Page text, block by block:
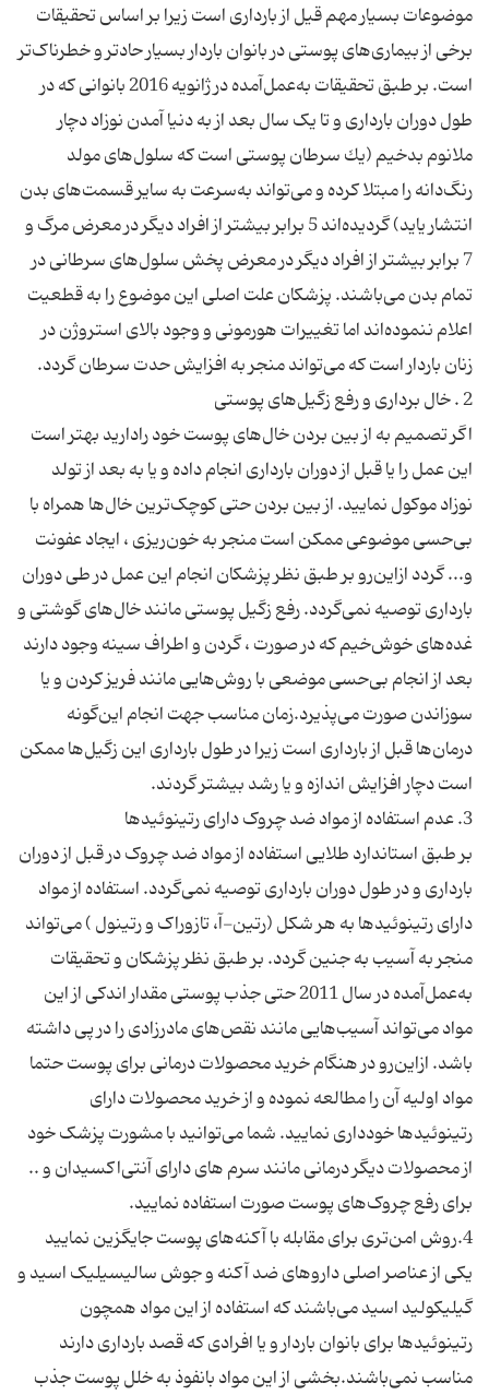
موضوعات بسیار مهم قیل از بارداری است زیرا بر اساس تحقیقات
برخی از بیماری‌های پوستی در بانوان باردار بسیار حادتر و خطرناک‌تر
است. بر طبق تحقیقات به‌عمل‌آمده در ژانویه 2016 بانوانی که در
طول دوران بارداری و تا یک سال بعد از به دنیا آمدن نوزاد دچار
ملانوم بدخیم (يك سرطان پوستی است كه سلول‌های مولد
رنگ‌دانه را مبتلا كرده و می‌تواند به‌سرعت به ساير قسمت‌های بدن
انتشار ياید) گردیده‌اند 5 برابر بیشتر از افراد دیگر در معرض مرگ و
7 برابر بیشتر از افراد دیگر در معرض پخش سلول‌های سرطانی در
تمام بدن می‌باشند. پزشکان علت اصلی این موضوع را به قطعیت
اعلام ننموده‌اند اما تغییرات هورمونی و وجود بالای استروژن در
اگر تصمیم به از بین بردن خال‌های پوست خود رادارید بهتر است
این عمل را یا قبل از دوران بارداری انجام داده و یا به بعد از تولد
نوزاد موکول نمایید. از بین بردن حتی کوچک‌ترین خال‌ها همراه با
بی‌حسی موضوعی ممکن است منجر به خون‌ریزی ، ایجاد عفونت
و... گردد ازاین‌رو بر طبق نظر پزشکان انجام این عمل در طی دوران
بارداری توصیه نمی‌گردد. رفع زگیل پوستی مانند خال‌های گوشتی و
غده‌های خوش‌خیم که در صورت ، گردن و اطراف سینه وجود دارند
بعد از انجام بی‌حسی موضعی با روش‌هایی مانند فریز کردن و یا
سوزاندن صورت می‌پذیرد.زمان مناسب جهت انجام این‌گونه
درمان‌ها قبل از بارداری است زیرا در طول بارداری این زگیل‌ها ممکن
بر طبق استاندارد طلایی استفاده از مواد ضد چروک در قبل از دوران
بارداری و در طول دوران بارداری توصیه نمی‌گردد. استفاده از مواد
دارای رتینوئیدها به هر شکل (رتین-آ، تازوراک و رتینول ) می‌تواند
منجر به آسیب به جنین گردد. بر طبق نظر پزشکان و تحقیقات
به‌عمل‌آمده در سال 2011 حتی جذب پوستی مقدار اندکی از این
مواد می‌تواند آسیب‌هایی مانند نقص‌های مادرزادی را در پی داشته
باشد. ازاین‌رو در هنگام خرید محصولات درمانی برای پوست حتما
مواد اولیه آن را مطالعه نموده و از خرید محصولات دارای
رتینوئیدها خودداری نمایید. شما می‌توانید با مشورت پزشک خود
از محصولات دیگر درمانی مانند سرم های دارای آنتی‌اکسیدان و ..
یکی از عناصر اصلی داروهای ضد آکنه و جوش سالیسیلیک اسید و
گیلیکولید اسید می‌باشند که استفاده از این مواد همچون
رتینوئیدها برای بانوان باردار و یا افرادی که قصد بارداری دارند
مناسب نمی‌باشند.بخشی از این مواد بانفوذ به خلل پوست جذب